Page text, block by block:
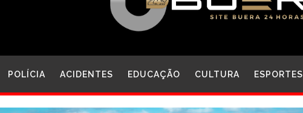
POLÍCIA ACIDENTES EDUCAÇÃO CULTURA ESPORTES